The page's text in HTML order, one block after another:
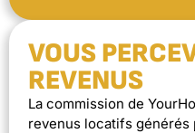
VOUS
REVENUS
La commission de
revenus locatifs générés